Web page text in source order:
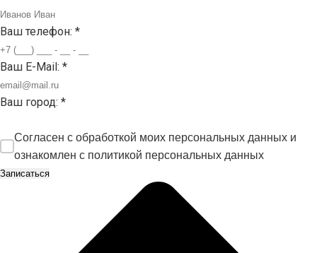
Ваш телефон: *
Ваш E-Mail: *
Ваш город: *
Согласен с обработкой моих персональных данных и
ознакомлен с политикой персональных данных